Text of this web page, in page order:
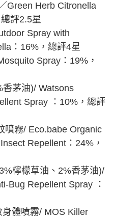
Green Herb Citronella
評2.5星
Spray with
：16%，總評4星
Spray：19%，
茅油)/ Watsons
Spray ：10%，總評
噴霧/ Eco.babe Organic
Repellent：24%，
檸檬草油、2%香茅油)/
Bug Repellent Spray ：
體噴霧/ MOS Killer